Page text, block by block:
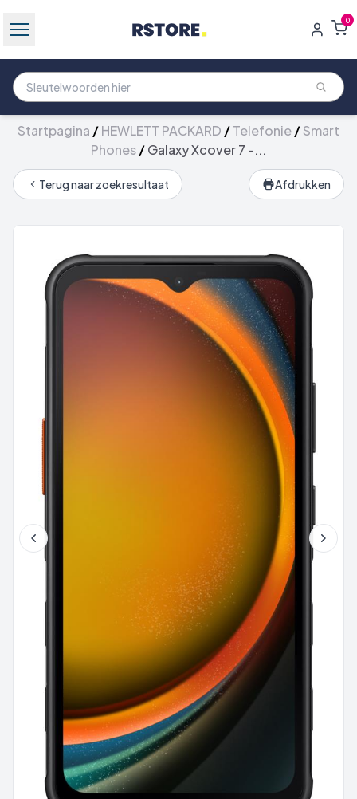
0
Startpagina /HEWLETT PACKARD /Telefonie/Smart
Phones/Galaxy Xcover 7 -...
Terug naar zoekresultaat Afdrukken